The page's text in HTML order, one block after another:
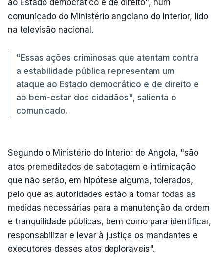
ao Estado democrático e de direito", num
comunicado do Ministério angolano do Interior, lido
na televisão nacional.
"Essas ações criminosas que atentam contra
a estabilidade pública representam um
ataque ao Estado democrático e de direito e
ao bem-estar dos cidadãos", salienta o
comunicado.
Segundo o Ministério do Interior de Angola, "são
atos premeditados de sabotagem e intimidação
que não serão, em hipótese alguma, tolerados,
pelo que as autoridades estão a tomar todas as
medidas necessárias para a manutenção da ordem
e tranquilidade públicas, bem como para identificar,
responsabilizar e levar à justiça os mandantes e
executores desses atos deploráveis".